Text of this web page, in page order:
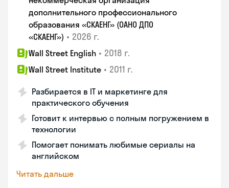
дополнительного профессионального
образования «СКАЕНГ» (ОАНО ДПО
«СКАЕНГ») • 2026 г.
Wall Street English • 2018 г.
Wall Street Institute • 2011 г.
Разбирается в IT и маркетинге для
практического обучения
Готовит к интервью с полным погружением в
технологии
Помогает понимать любимые сериалы на
английском
Читать дальше